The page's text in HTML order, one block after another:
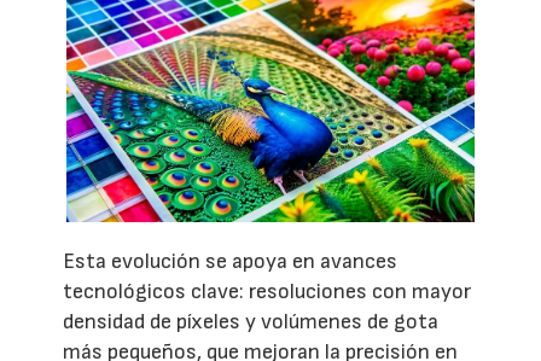
Esta evolución se apoya en avances
tecnológicos clave: resoluciones con mayor
densidad de píxeles y volúmenes de gota
más pequeños, que mejoran la precisión en